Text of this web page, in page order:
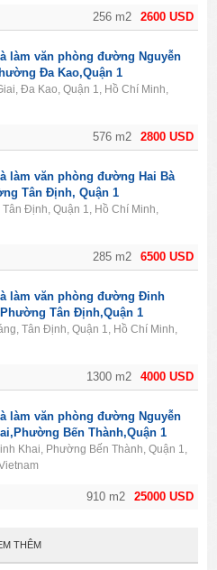
2600 USD
256 m2
2800 USD
576 m2
làm văn phòng đường Nguyễn
Đa Kao,Quận 1
Đa Kao, Quận 1, Hồ Chí Minh,
6500 USD
285 m2
làm văn phòng đường Hai Bà
Tân Định, Quận 1
Tân Định, Quận 1, Hồ Chí Minh,
4000 USD
1300 m2
làm văn phòng đường Đinh
Tân Định,Quận 1
Tân Định, Quận 1, Hồ Chí Minh,
25000 USD
910 m2
làm văn phòng đường Nguyễn
Bến Thành,Quận 1
Khai, Phường Bến Thành, Quận 1,
THÊM